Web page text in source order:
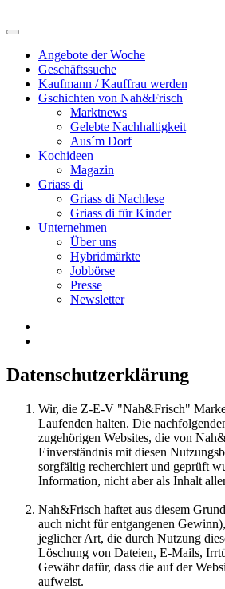
Angebote der Woche
Geschäftssuche
Kaufmann / Kauffrau werden
Gschichten von Nah&Frisch
Marktnews
Gelebte Nachhaltigkeit
Aus´m Dorf
Kochideen
Magazin
Griass di
Griass di Nachlese
Griass di für Kinder
Unternehmen
Über uns
Hybridmärkte
Jobbörse
Presse
Newsletter
Datenschutzerklärung
Wir, die Z-E-V "Nah&Frisch"
Laufenden halten. Die
zugehörigen Websites, die von
Einverständnis mit diesen
sorgfältig recherchiert und geprüft
Information, nicht aber als Inhalt
Nah&Frisch haftet aus diesem
auch nicht für entgangenen
jeglicher Art, die durch Nutzung
Löschung von Dateien, E-Mails,
Gewähr dafür, dass die auf der
aufweist.